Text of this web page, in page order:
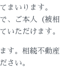
まいります。
、ご本人（被相
いただけます。
す。相続不動産
さい。